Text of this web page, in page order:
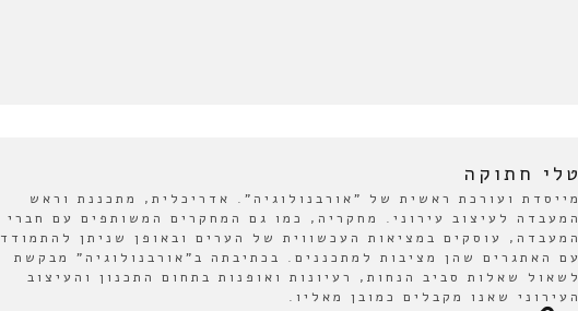
טלי חתוקה
מייסדת ועורכת ראשית של "אורבנולוגיה". אדריכלית, מתכננת וראש
המעבדה לעיצוב עירוני. מחקריה, כמו גם המחקרים המשותפים עם חברי
המעבדה, עוסקים במציאות העכשווית של הערים ובאופן שניתן להתמודד
עם האתגרים שהן מציבות למתכננים. בכתיבתה ב"אורבנולוגיה" מבקשת
לשאול שאלות סביב הנחות, רעיונות ואופנות בתחום התכנון והעיצוב
העירוני שאנו מקבלים כמובן מאליו.